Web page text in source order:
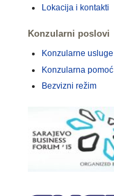
Lokacija i kontakti
Konzularni poslovi
Konzularne usluge
Konzularna pomoć
Bezvizni režim